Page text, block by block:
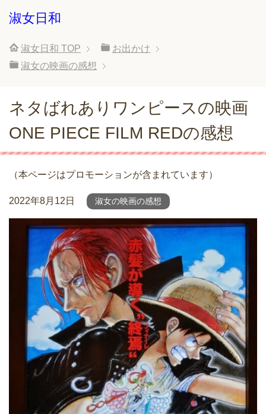
淑女日和
淑女日和 TOP
お出かけ
淑女の映画の感想
ネタばれありワンピースの映画
ONE PIECE FILM REDの感想
（本ページはプロモーションが含まれています）
2022年8月12日 淑女の映画の感想